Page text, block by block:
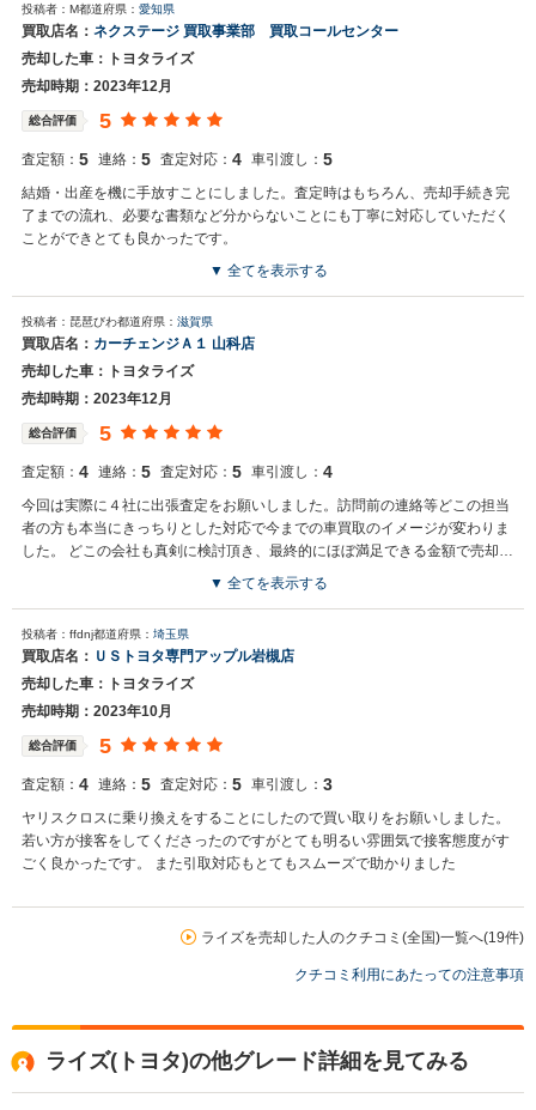
シエしょうたンタ様 この度はクチコミ頂き誠にありがとうございま
す。またこのようなお褒めの言葉も大変嬉しく思います。 また機会が
ございましたら是非宜しくお願いいたします。
投稿者：M都道府県： 愛知県
買取店名： ネクステージ 買取事業部 買取コールセンター
売却した車：トヨタライズ
売却時期：2023年12月
総合評価 5
査定額： 5 連絡： 5 査定対応： 4 車引渡し： 5
結婚・出産を機に手放すことにしました。査定時はもちろん、売却手続き完
了までの流れ、必要な書類など分からないことにも丁寧に対応していただく
ことができとても良かったです。
買取店からの返信
お世話になっております。 株式会社ネクステージでございます。 この
度はネクステージをご利用いただきまして誠にありがとうございまし
た。 今後もご満足いただけるよう精進してまいります。 スタッフ一
同、またのご利用お待ちしております。
▼ 全てを表示する
投稿者：琵琶びわ都道府県： 滋賀県
買取店名： カーチェンジＡ１ 山科店
売却した車：トヨタライズ
売却時期：2023年12月
総合評価 5
査定額： 4 連絡： 5 査定対応： 5 車引渡し： 4
今回は実際に４社に出張査定をお願いしました。訪問前の連絡等どこの担当
者の方も本当にきっちりとした対応で今までの車買取のイメージが変わりま
した。 どこの会社も真剣に検討頂き、最終的にほぼ満足できる金額で売却に
至りました。 今回縁があった買取店担当者の方も本当に丁寧に対応頂きまし
▼ 全てを表示する
投稿者：ffdnj都道府県： 埼玉県
買取店名： ＵＳトヨタ専門アップル岩槻店
売却した車：トヨタライズ
売却時期：2023年10月
総合評価 5
査定額： 4 連絡： 5 査定対応： 5 車引渡し： 3
ヤリスクロスに乗り換えをすることにしたので買い取りをお願いしました。
若い方が接客をしてくださったのですがとても明るい雰囲気で接客態度がす
ごく良かったです。 また引取対応もとてもスムーズで助かりました
ライズを売却した人のクチコミ(全国)一覧へ(19件)
クチコミ利用にあたっての注意事項
ライズ(トヨタ)の他グレード詳細を見てみる